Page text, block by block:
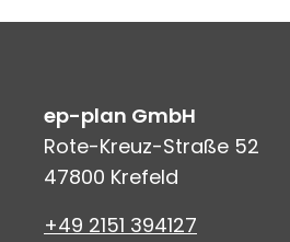
ep-plan GmbH
Rote-Kreuz-Straße 52
47800 Krefeld
+49 2151 394127